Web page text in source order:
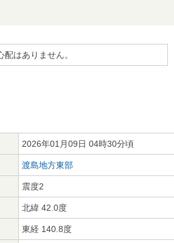
はありません。
2026年01月09日 04時30分頃
渡島地方東部
震度2
北緯 42.0度
東経 140.8度